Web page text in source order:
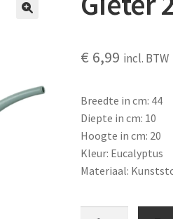
€ 6,99 incl. BTW
Breedte in cm: 44
Diepte in cm: 10
Hoogte in cm: 20
Kleur: Eucalyptus
Materiaal: